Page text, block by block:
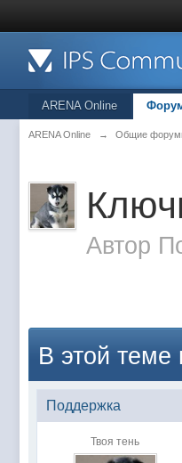
ARENA Online
ARENA Online → Общие
Автор
В этой теме
Поддержка
Твоя тень